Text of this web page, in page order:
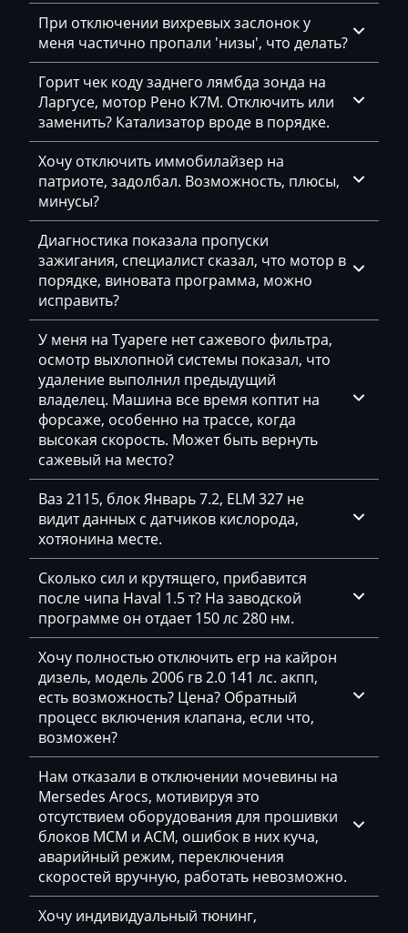
Linder
LinkBelt
LiuGong
Logset
LS
Luxgen
Mack
Madill
Magni
Mahindra
MAN
Manitou
Maserati
Maxus
Mazda
McCloskey
McCormick
Mercedes-Benz
Mercury
Merlo
Metso
MG
Minelli
Mini
Mitsubishi
При отключении вихревых заслонок у
меня частично пропали 'низы', что делать?
Горит чек коду заднего лямбда зонда на
Ларгусе, мотор Рено К7М. Отключить или
заменить? Катализатор вроде в порядке.
Хочу отключить иммобилайзер на
патриоте, задолбал. Возможность, плюсы,
минусы?
Диагностика показала пропуски
зажигания, специалист сказал, что мотор в
порядке, виновата программа, можно
исправить?
У меня на Туареге нет сажевого фильтра,
осмотр выхлопной системы показал, что
удаление выполнил предыдущий
владелец. Машина все время коптит на
форсаже, особенно на трассе, когда
высокая скорость. Может быть вернуть
сажевый на место?
Ваз 2115, блок Январь 7.2, ELM 327 не
видит данных с датчиков кислорода,
хотяонина месте.
Сколько сил и крутящего, прибавится
после чипа Haval 1.5 т? На заводской
программе он отдает 150 лс 280 нм.
Хочу полностью отключить егр на кайрон
дизель, модель 2006 гв 2.0 141 лс. акпп,
есть возможность? Цена? Обратный
процесс включения клапана, если что,
возможен?
Нам отказали в отключении мочевины на
Mersedes Arocs, мотивируя это
отсутствием оборудования для прошивки
блоков MCM и ACM, ошибок в них куча,
аварийный режим, переключения
скоростей вручную, работать невозможно.
Хочу индивидуальный тюнинг,